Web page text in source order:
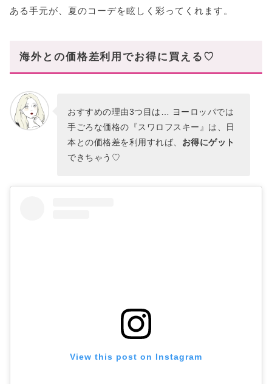
ある手元が、夏のコーデを眩しく彩ってくれます。
海外との価格差利用でお得に買える♡
おすすめの理由3つ目は… ヨーロッパでは
手ごろな価格の『スワロフスキー』は、日
本との価格差を利用すれば、 お得にゲット
できちゃう♡
View this post on Instagram